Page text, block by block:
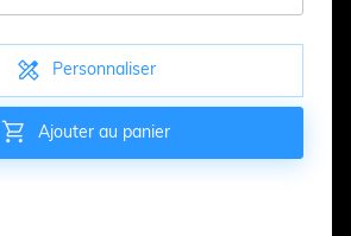
 Personnaliser
 Ajouter au panier